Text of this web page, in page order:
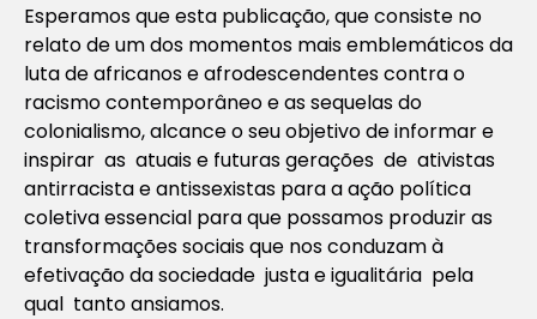
Esperamos que esta publicação, que consiste no
relato de um dos momentos mais emblemáticos da
luta de africanos e afrodescendentes contra o
racismo contemporâneo e as sequelas do
colonialismo, alcance o seu objetivo de informar e
inspirar as atuais e futuras gerações de ativistas
antirracista e antissexistas para a ação política
coletiva essencial para que possamos produzir as
transformações sociais que nos conduzam à
efetivação da sociedade justa e igualitária pela
qual tanto ansiamos.